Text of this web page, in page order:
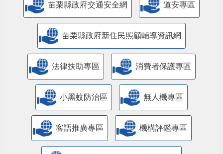
苗栗縣政府交通安全網 道安專區
苗栗縣政府新住民照顧輔導資訊網
法律扶助專區 消費者保護專區
小黑蚊防治區 無人機專區
客語推廣專區 機構評鑑專區